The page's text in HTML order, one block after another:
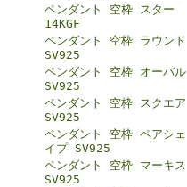
ペンダント 空枠 スター
14KGF
ペンダント 空枠 ラウンド
SV925
ペンダント 空枠 オーバル
SV925
ペンダント 空枠 スクエア
SV925
ペンダント 空枠 ペアシェ
イプ SV925
ペンダント 空枠 マーキス
SV925